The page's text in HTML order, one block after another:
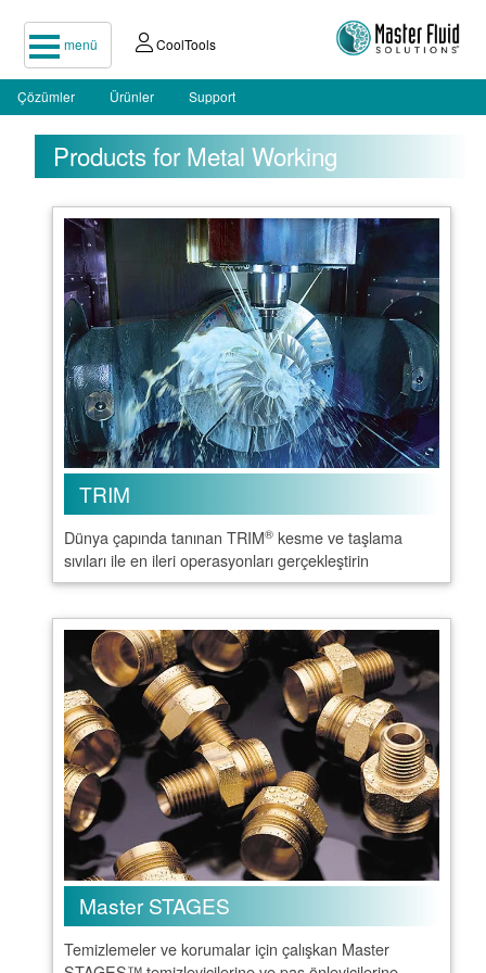
menü CoolTools
Çözümler Ürünler Support
Products for Metal Working
TRIM
Dünya çapında tanınan TRIM® kesme ve taşlama
sıvıları ile en ileri operasyonları gerçekleştirin
Master STAGES
Temizlemeler ve korumalar için çalışkan Master